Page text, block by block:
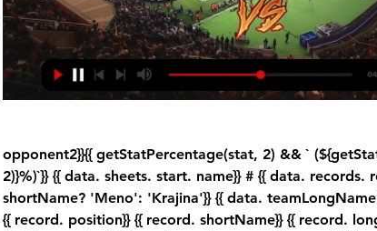
opponent2}}{{ getStatPercentage(stat, 2) && `
2)}%)`}} {{ data. sheets. start. name}} # {{ data. records.
shortName? 'Meno': 'Krajina'}} {{ data.
{{ record. position}} {{ record. shortName}} {{ record.